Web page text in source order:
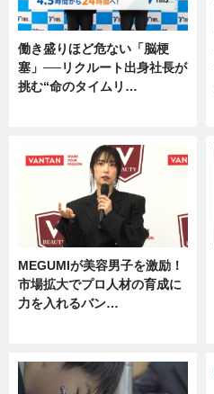
働き盛りほど危ない「脳梗
塞」──リクルート出身社長が
挑む“命のタイムリ…
MEGUMIが美容男子を激励！
市場拡大でプロ人材の育成に
力を入れるバン…